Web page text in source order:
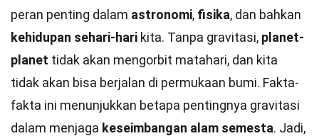
peran penting dalam astronomi, fisika, dan bahkan
kehidupan sehari-hari kita. Tanpa gravitasi, planet-
planet tidak akan mengorbit matahari, dan kita
tidak akan bisa berjalan di permukaan bumi. Fakta-
fakta ini menunjukkan betapa pentingnya gravitasi
dalam menjaga keseimbangan alam semesta. Jadi,